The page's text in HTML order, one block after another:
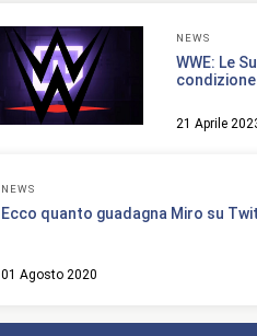
NEWS
WWE: Le
condizione
21 Aprile
NEWS
Ecco quanto guadagna Miro su
01 Agosto 2020